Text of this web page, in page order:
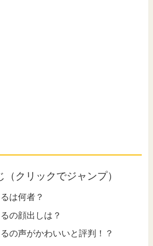
（クリックでジャンプ）
は何者？
の顔出しは？
の声がかわいいと評判！？